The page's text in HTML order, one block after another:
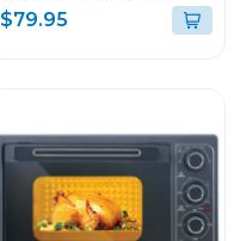
ultracyclonepro con
recipiente xl
$79.95